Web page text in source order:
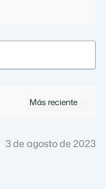
3 de agosto de 2023